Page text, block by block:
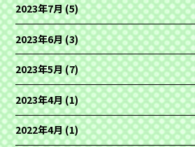
2023年7月(5)
2023年6月(3)
2023年5月(7)
2023年4月(1)
2022年4月(1)